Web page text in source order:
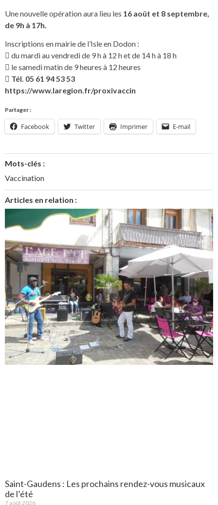
Une nouvelle opération aura lieu les 16 août et 8 septembre,
de 9h à 17h.
Inscriptions en mairie de l’Isle en Dodon :
 du mardi au vendredi de 9 h à 12 h et de 14 h à 18 h
 le samedi matin de 9 heures à 12 heures
 Tél. 05 61 94 53 53
https://www.laregion.fr/proxivaccin
Partager :
Facebook Twitter Imprimer E-mail
Mots-clés :
Vaccination
Articles en relation :
Saint-Gaudens : Les prochains rendez-vous musicaux
de l’été
7 août 2026